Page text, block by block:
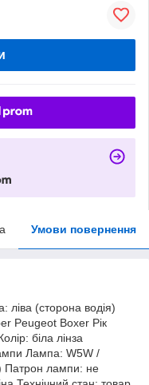
Умови повернення
ліва (сторона водія)
Peugeot Boxer Рік
біла лінза
Лампа: W5W /
Патрон лампи: не